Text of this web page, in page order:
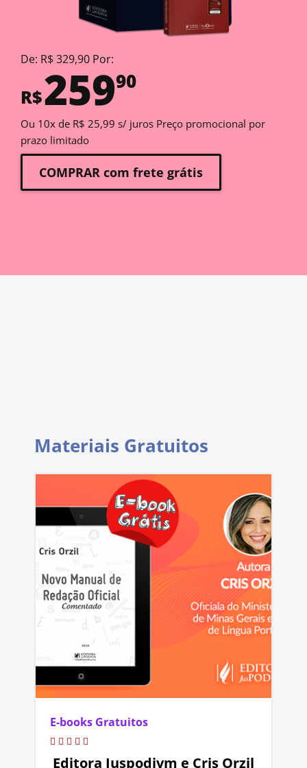
De: R$ 329,90 Por:
R$25990
Ou 10x de R$ 25,99 s/ juros Preço promocional por
prazo limitado
COMPRAR com frete grátis
Materiais Gratuitos
E-books Gratuitos
Editora Juspodivm e Cris Orzil